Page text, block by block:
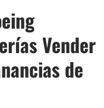
BA
Vender
de